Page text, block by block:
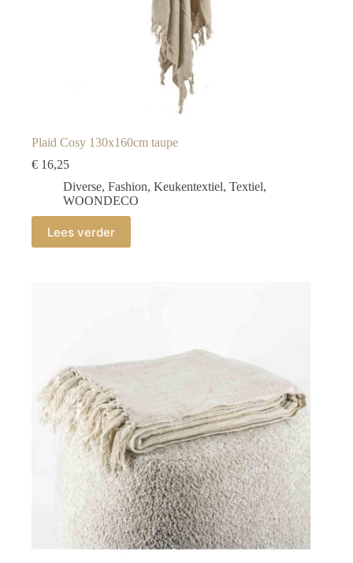
Plaid Cosy 130x160cm taupe
€ 16,25
Diverse, Fashion, Keukentextiel, Textiel,
WOONDECO
Lees verder